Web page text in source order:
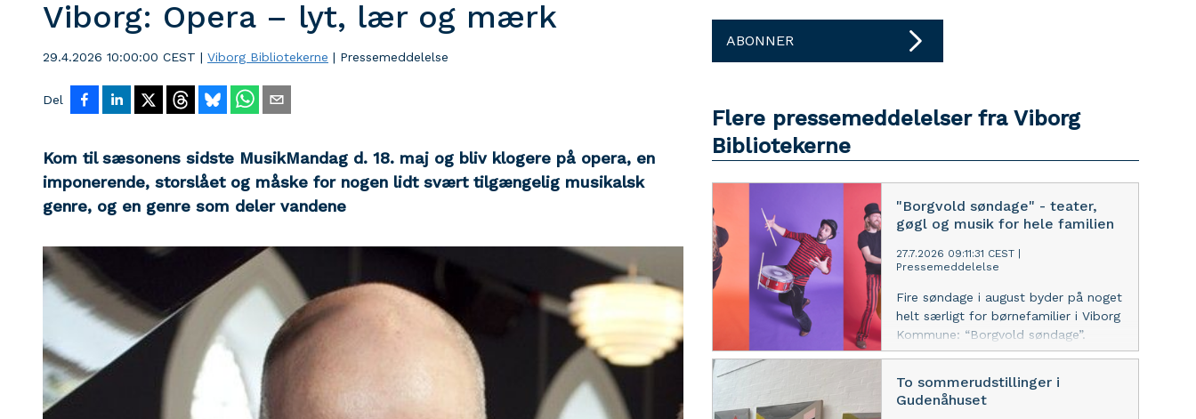
Viborg: Opera – lyt, lær og mærk
29.4.2026 10:00:00 CEST | Viborg Bibliotekerne | Pressemeddelelse
Del
Kom til sæsonens sidste MusikMandag d. 18. maj og bliv klogere på opera, en
imponerende, storslået og måske for nogen lidt svært tilgængelig musikalsk
genre, og en genre som deler vandene
ABONNER
Flere pressemeddelelser fra Viborg
Bibliotekerne
"Borgvold søndage" - teater,
gøgl og musik for hele familien
27.7.2026 09:11:31 CEST
Pressemeddelelse
Fire søndage i august byder på noget
helt særligt for børnefamilier i Viborg
Kommune: “Borgvold søndage”.
Viborg Bibliotekerne inviterer jer til at
grønne omgivelser med grin,
overraskelser og skønne rytmer i
To sommerudstillinger i
Gudenåhuset